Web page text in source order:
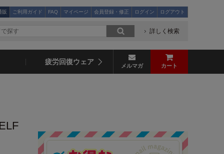
販 ご利用ガイド FAQ マイページ 会員登録・修正 ログイン ログアウト
詳しく検索
疲労回復ウェア メルマガ カート